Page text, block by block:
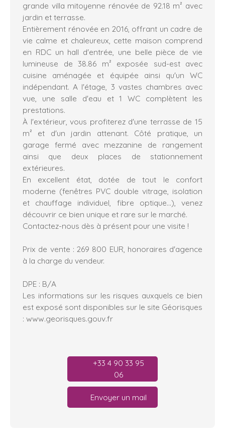
grande villa mitoyenne rénovée de 92.18 m² avec
jardin et terrasse.
Entièrement rénovée en 2016, offrant un cadre de
vie calme et chaleureux, cette maison comprend
en RDC un hall d'entrée, une belle pièce de vie
lumineuse de 38.86 m² exposée sud-est avec
cuisine aménagée et équipée ainsi qu'un WC
indépendant. A l'étage, 3 vastes chambres avec
vue, une salle d'eau et 1 WC complètent les
prestations.
À l'extérieur, vous profiterez d'une terrasse de 15
m² et d'un jardin attenant. Côté pratique, un
garage fermé avec mezzanine de rangement
ainsi que deux places de stationnement
extérieures.
En excellent état, dotée de tout le confort
moderne (fenêtres PVC double vitrage, isolation
et chauffage individuel, fibre optique...), venez
découvrir ce bien unique et rare sur le marché.
Contactez-nous dès à présent pour une visite !
Prix de vente : 269 800 EUR, honoraires d'agence
à la charge du vendeur.
DPE : B/A
Les informations sur les risques auxquels ce bien
est exposé sont disponibles sur le site Géorisques
: www.georisques.gouv.fr
+33 4 90 33 95
06
Envoyer un mail